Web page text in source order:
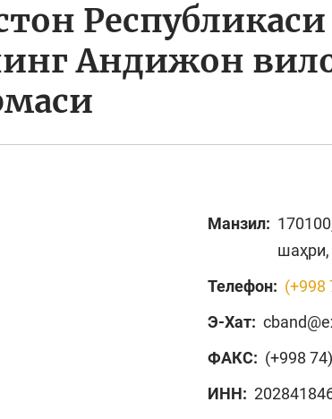
Андижон
Манзил:
шаҳри,
Телефон: (+998
Э-Хат:
ФАКС: (+998
ИНН: